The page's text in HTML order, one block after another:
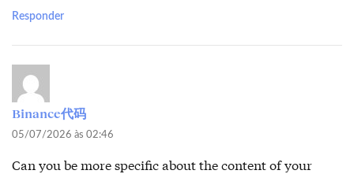
Responder
Binance代码
05/07/2026 às 02:46
Can you be more specific about the content of your